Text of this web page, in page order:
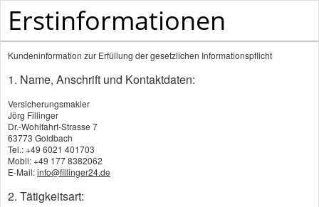
Versicherungsmakler - Ihr Versicherungsmakler
Produkte
Riester-Rente
Erstinformationen
Kundeninformation zur Erfüllung der gesetzlichen Informationspflicht
1. Name, Anschrift und Kontaktdaten:
Versicherungsmakler
Jörg Fillinger
Dr.-Wohlfahrt-Strasse 7
63773 Goldbach
Tel.: +49 6021 401703
Mobil: +49 177 8382062
E-Mail:info@fillinger24.de
2. Tätigkeitsart: